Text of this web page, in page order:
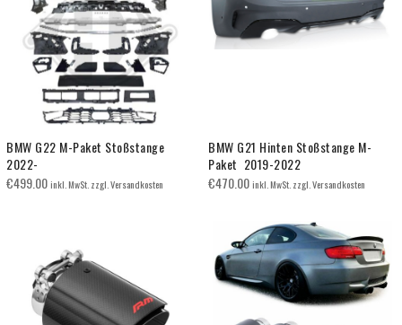
BMW G22 M-Paket Stoßstange
2022-
€499.00inkl. MwSt. zzgl. Versandkosten
BMW G21 Hinten Stoßstange M-
Paket 2019-2022
€470.00inkl. MwSt. zzgl. Versandkosten